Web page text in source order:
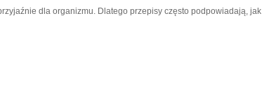
dla organizmu. Dlatego przepisy często podpowiadają, jak